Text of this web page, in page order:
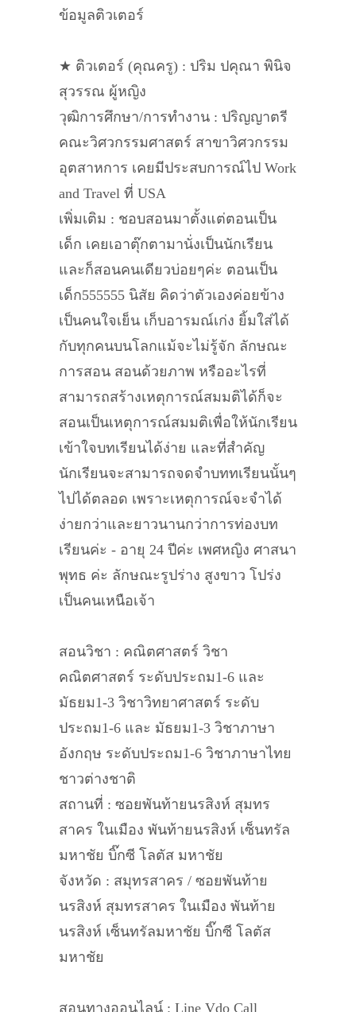
ข้อมูลติวเตอร์
★ ติวเตอร์ (คุณครู) : ปริม ปคุณา พินิจ
สุวรรณ ผู้หญิง
วุฒิการศึกษา/การทำงาน : ปริญญาตรี
คณะวิศวกรรมศาสตร์ สาขาวิศวกรรม
อุตสาหการ เคยมีประสบการณ์ไป Work
and Travel ที่ USA
เพิ่มเติม : ชอบสอนมาตั้งแต่ตอนเป็น
เด็ก เคยเอาตุ๊กตามานั่งเป็นนักเรียน
และก็สอนคนเดียวบ่อยๆค่ะ ตอนเป็น
เด็ก555555 นิสัย คิดว่าตัวเองค่อยข้าง
เป็นคนใจเย็น เก็บอารมณ์เก่ง ยิ้มใส่ได้
กับทุกคนบนโลกแม้จะไม่รู้จัก ลักษณะ
การสอน สอนด้วยภาพ หรืออะไรที่
สามารถสร้างเหตุการณ์สมมติได้ก็จะ
สอนเป็นเหตุการณ์สมมติเพื่อให้นักเรียน
เข้าใจบทเรียนได้ง่าย และที่สำคัญ
นักเรียนจะสามารถจดจำบททเรียนนั้นๆ
ไปได้ตลอด เพราะเหตุการณ์จะจำได้
ง่ายกว่าและยาวนานกว่าการท่องบท
เรียนค่ะ - อายุ 24 ปีค่ะ เพศหญิง ศาสนา
พุทธ ค่ะ ลักษณะรูปร่าง สูงขาว โปร่ง
เป็นคนเหนือเจ้า
สอนวิชา : คณิตศาสตร์ วิชา
คณิตศาสตร์ ระดับประถม1-6 และ
มัธยม1-3 วิชาวิทยาศาสตร์ ระดับ
ประถม1-6 และ มัธยม1-3 วิชาภาษา
อังกฤษ ระดับประถม1-6 วิชาภาษาไทย
ชาวต่างชาติ
สถานที่ : ซอยพันท้ายนรสิงห์ สุมทร
สาคร ในเมือง พันท้ายนรสิงห์ เซ็นทรัล
มหาชัย บิ๊กซี โลตัส มหาชัย
จังหวัด : สมุทรสาคร / ซอยพันท้าย
นรสิงห์ สุมทรสาคร ในเมือง พันท้าย
นรสิงห์ เซ็นทรัลมหาชัย บิ๊กซี โลตัส
มหาชัย
สอนทางออนไลน์ : Line Vdo Call